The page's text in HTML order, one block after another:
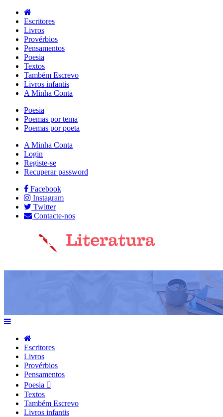
Escritores
Livros
Provérbios
Pensamentos
Poesia
Textos
Também Escrevo
Livros infantis
A Minha Conta
Poesia
Poemas por tema
Poemas por poeta
A Minha Conta
Login
Registe-se
Recuperar password
Facebook
Instagram
Twitter
Contacte-nos
Escritores
Livros
Provérbios
Pensamentos
Poesia
Textos
Também Escrevo
Livros infantis